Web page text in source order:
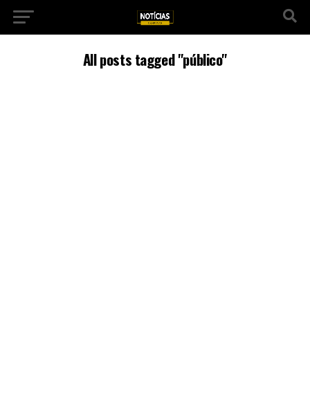
All posts tagged "público"